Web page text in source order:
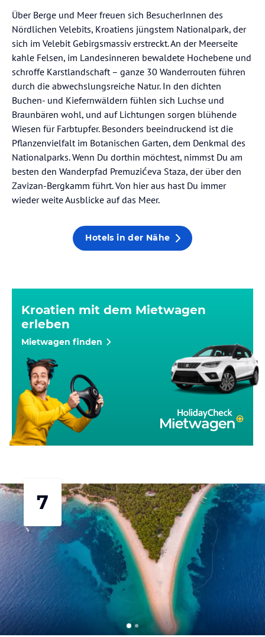
Über Berge und Meer freuen sich BesucherInnen des
Nördlichen Velebits, Kroatiens jüngstem Nationalpark, der
sich im Velebit Gebirgsmassiv erstreckt. An der Meerseite
kahle Felsen, im Landesinneren bewaldete Hochebene und
schroffe Karstlandschaft – ganze 30 Wanderrouten führen
durch die abwechslungsreiche Natur. In den dichten
Buchen- und Kiefernwäldern fühlen sich Luchse und
Braunbären wohl, und auf Lichtungen sorgen blühende
Wiesen für Farbtupfer. Besonders beeindruckend ist die
Pflanzenvielfalt im Botanischen Garten, dem Denkmal des
Nationalparks. Wenn Du dorthin möchtest, nimmst Du am
besten den Wanderpfad Premuzićeva Staza, der über den
Zavizan-Bergkamm führt. Von hier aus hast Du immer
wieder weite Ausblicke auf das Meer.
Hotels in der Nähe
Kroatien mit dem Mietwagen
erleben
Mietwagen finden
7